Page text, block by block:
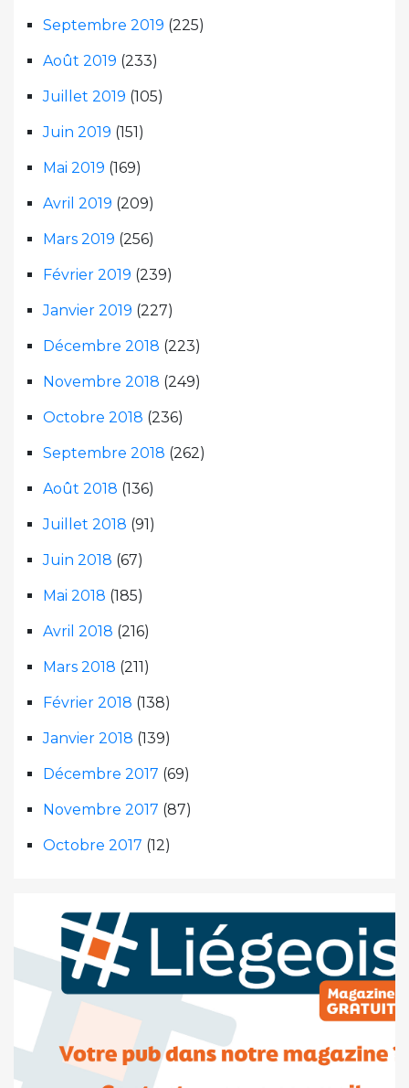
Septembre 2019 (225)
Août 2019 (233)
Juillet 2019 (105)
Juin 2019 (151)
Mai 2019 (169)
Avril 2019 (209)
Mars 2019 (256)
Février 2019 (239)
Janvier 2019 (227)
Décembre 2018 (223)
Novembre 2018 (249)
Octobre 2018 (236)
Septembre 2018 (262)
Août 2018 (136)
Juillet 2018 (91)
Juin 2018 (67)
Mai 2018 (185)
Avril 2018 (216)
Mars 2018 (211)
Février 2018 (138)
Janvier 2018 (139)
Décembre 2017 (69)
Novembre 2017 (87)
Octobre 2017 (12)